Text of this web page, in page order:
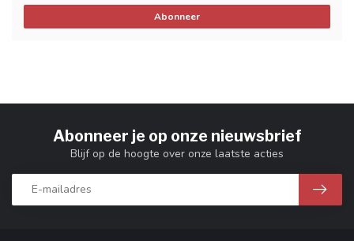
Abonneer
Abonneer je op onze nieuwsbrief
Blijf op de hoogte over onze laatste acties